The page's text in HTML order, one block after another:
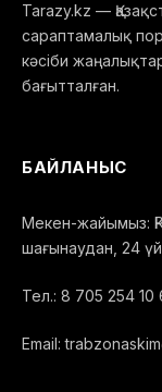
Tarazy.kz —
сараптамалық
кәсіби
бағытталған.
БАЙЛАНЫС
Мекен-жайымыз:
шағынаудан, 24 үй
Тел.: 8 705 254 10
Email: